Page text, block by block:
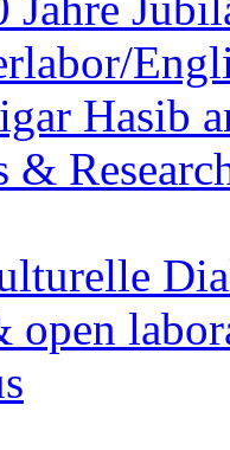
Hasib
&
open